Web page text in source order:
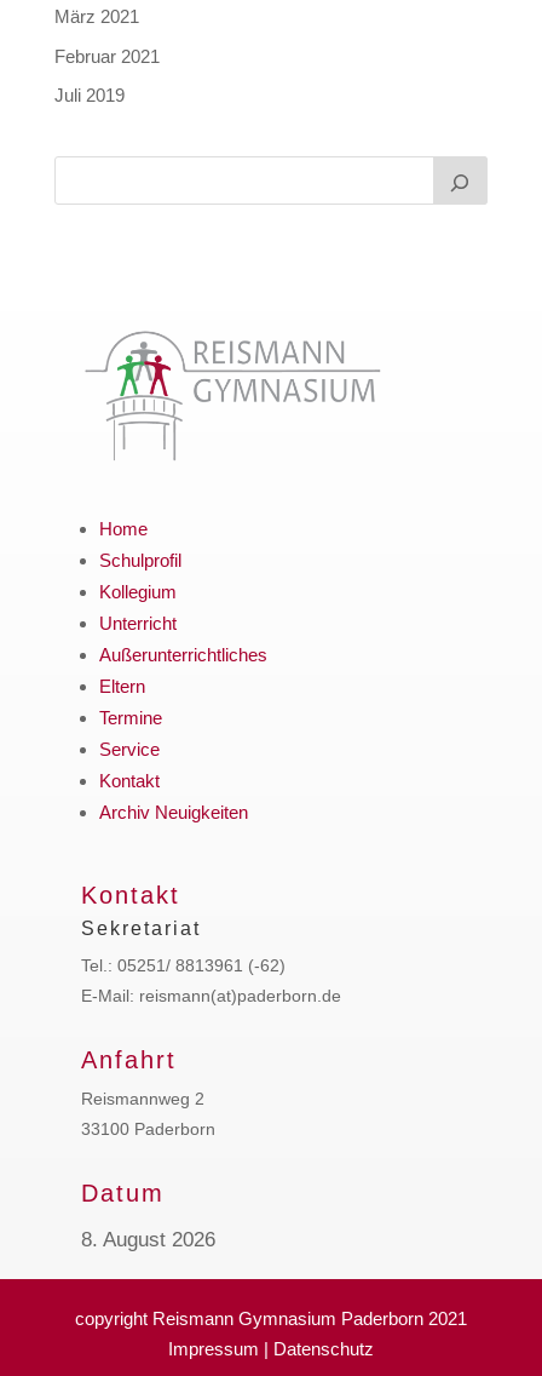
März 2021
Februar 2021
Juli 2019
Home
Schulprofil
Kollegium
Unterricht
Außerunterrichtliches
Eltern
Termine
Service
Kontakt
Archiv Neuigkeiten
Kontakt
Sekretariat
Tel.: 05251/ 8813961 (-62)
E-Mail: reismann(at)paderborn.de
Anfahrt
Reismannweg 2
33100 Paderborn
Datum
8. August 2026
copyright Reismann Gymnasium Paderborn 2021
Impressum | Datenschutz